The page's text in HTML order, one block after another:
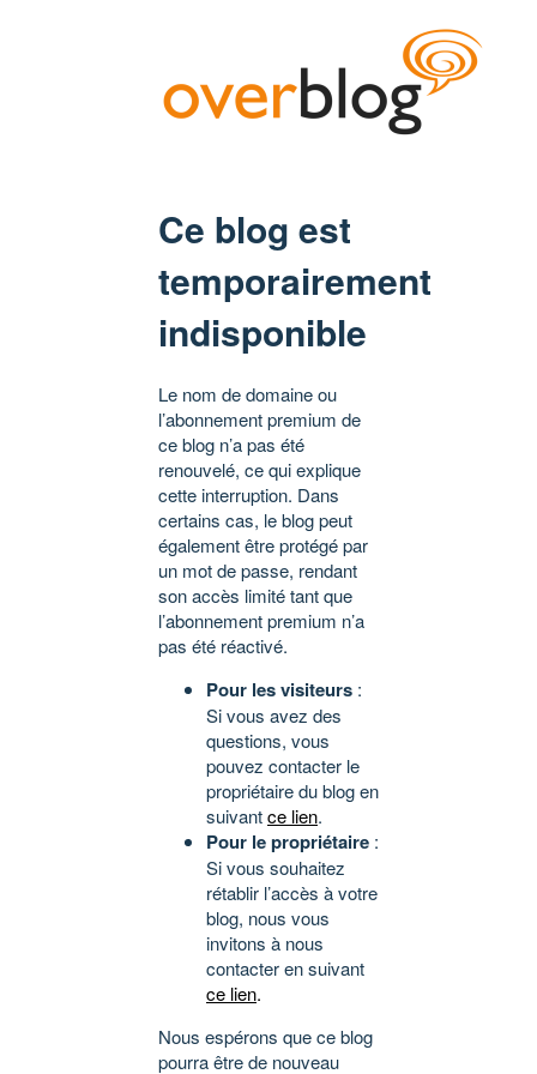
Ce blog est
temporairement
indisponible
Le nom de domaine ou
l’abonnement premium de
ce blog n’a pas été
renouvelé, ce qui explique
cette interruption. Dans
certains cas, le blog peut
également être protégé par
un mot de passe, rendant
son accès limité tant que
l’abonnement premium n’a
pas été réactivé.
Pour les visiteurs :
Si vous avez des
questions, vous
pouvez contacter le
propriétaire du blog en
suivantce lien.
Pour le propriétaire :
Si vous souhaitez
rétablir l’accès à votre
blog, nous vous
invitons à nous
contacter en suivant
ce lien.
Nous espérons que ce blog
pourra être de nouveau